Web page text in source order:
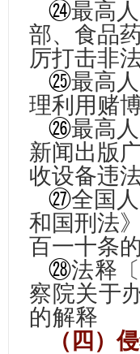
㉔最高
部、食品
厉打击非
㉕最高
理利用赌
㉖最高
新闻出版
收设备违
㉗全国
和国刑法
百一十条
㉘法释
察院关于
的解释
（四）